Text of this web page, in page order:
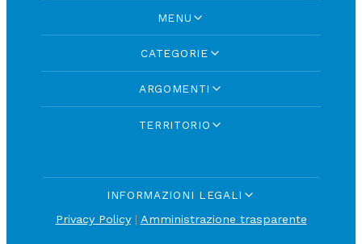
MENU
CATEGORIE
ARGOMENTI
TERRITORIO
INFORMAZIONI LEGALI
Privacy Policy| Amministrazione trasparente